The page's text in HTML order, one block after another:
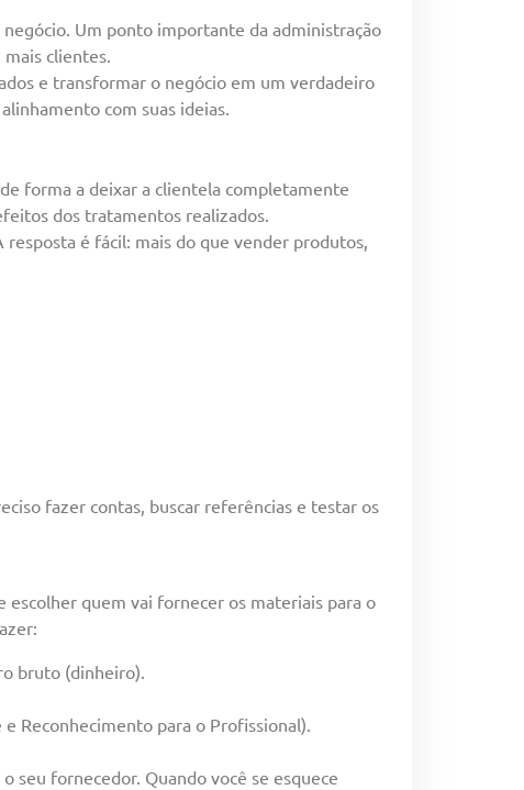
Um ponto importante da administração
clientes.
e transformar o negócio em um verdadeiro
com suas ideias.
forma a deixar a clientela completamente
dos tratamentos realizados.
é fácil: mais do que vender produtos,
fazer contas, buscar referências e testar os
escolher quem vai fornecer os materiais para o
bruto (dinheiro).
Reconhecimento para o Profissional).
seu fornecedor. Quando você se esquece